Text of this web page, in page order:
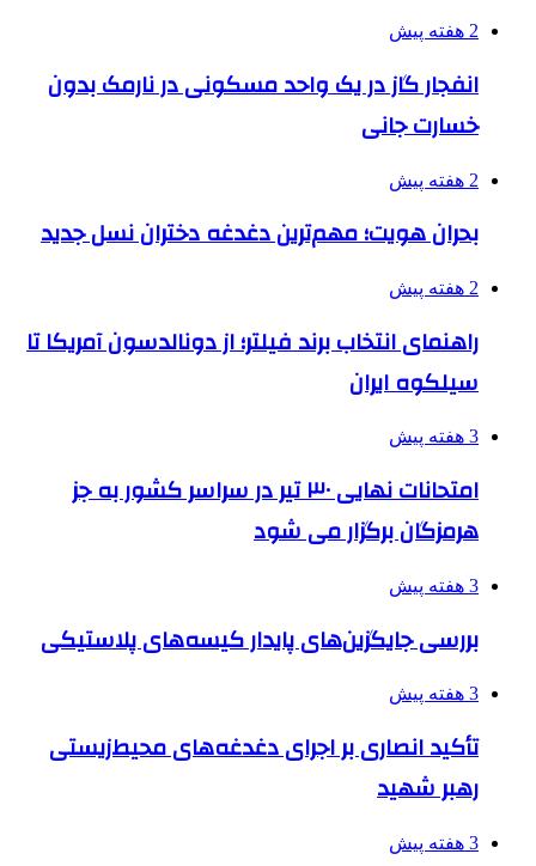
2 هفته پیش
انفجار گاز در یک واحد مسکونی در نارمک بدون
خسارت جانی
2 هفته پیش
بحران هویت؛ مهم‌ترین دغدغه دختران نسل جدید
2 هفته پیش
راهنمای انتخاب برند فیلتر؛ از دونالدسون آمریکا تا
سیلکوه ایران
3 هفته پیش
امتحانات نهایی ۳۰ تیر در سراسر کشور به جز
هرمزگان برگزار می شود
3 هفته پیش
بررسی جایگزین‌های پایدار کیسه‌های پلاستیکی
3 هفته پیش
تأکید انصاری بر اجرای دغدغه‌های محیط‌زیستی
رهبر شهید
3 هفته پیش